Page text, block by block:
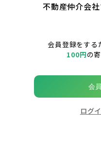
不動産仲介会
会員登録をする
100円の
会
ログ